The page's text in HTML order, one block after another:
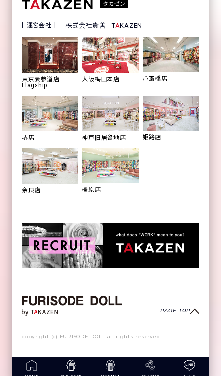
タカゼン
運営会社 株式会社貴善 - TAKAZEN -
東京表参道店
Flagship
大阪梅田本店 心斎橋店
堺店 神戸旧居留地店 姫路店
奈良店 橿原店
PAGE TOP
copyright (c) FURISODE DOLL all rights reserved.